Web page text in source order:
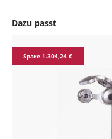
Dazu passt
Spare 1.304,24 €